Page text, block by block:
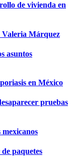
de vivienda en
Valeria Márquez
asuntos
en México
pruebas
paquetes